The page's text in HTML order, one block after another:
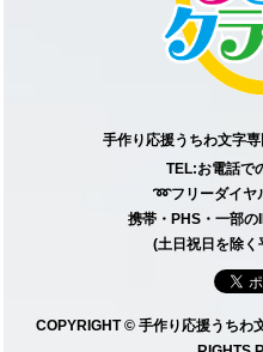
手作り応援うちわ文
TEL:お電話で
➿フリーダイヤ
携帯・PHS・一部
(土日祝日を除
COPYRIGHT © 手作り応援うち